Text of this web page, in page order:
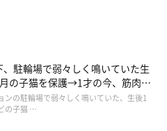
会えて本当に幸せだなあと思い
気に入りの場所にいるよ☺️
、駐輪場で弱々しく鳴いていた生
の子猫を保護→1才の今、筋肉質
デレなコに成長
ンの駐輪場で弱々しく鳴いていた、生後1
の子猫 …